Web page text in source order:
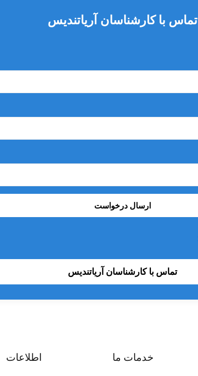
تماس با کارشناسان آریاتندیس
ارسال درخواست
تماس با کارشناسان آریاتندیس
خدمات ما اطلاعات